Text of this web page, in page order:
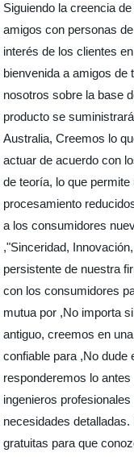
Siguiendo la creencia
amigos con personas
interés de los clientes
bienvenida a amigos de
nosotros sobre la base
producto se
Australia, Creemos lo
actuar de acuerdo con
de teoría, lo que
procesamiento
a los consumidores
,"Sinceridad,
persistente de nuestra
con los consumidores
mutua por ,No importa
antiguo, creemos en
confiable para ,No
responderemos lo
ingenieros
necesidades
gratuitas para que